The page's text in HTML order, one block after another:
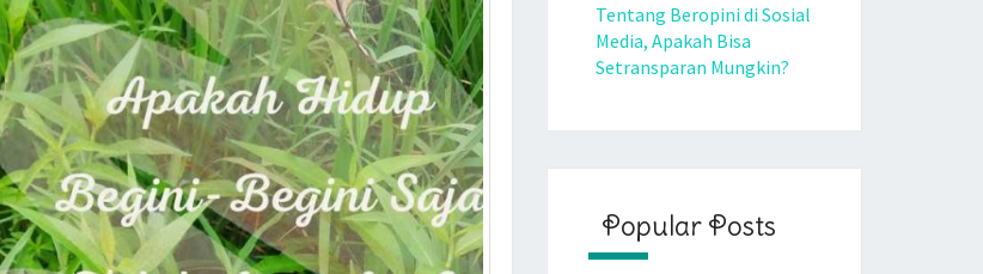
Tentang Beropini di Sosial
Media, Apakah Bisa
Setransparan Mungkin?
Popular Posts